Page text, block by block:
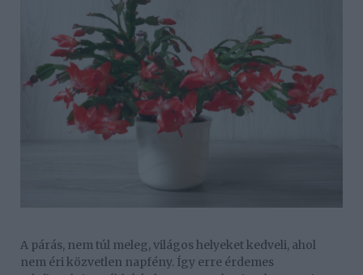
A párás, nem túl meleg, világos helyeket kedveli, ahol
nem éri közvetlen napfény. Így erre érdemes